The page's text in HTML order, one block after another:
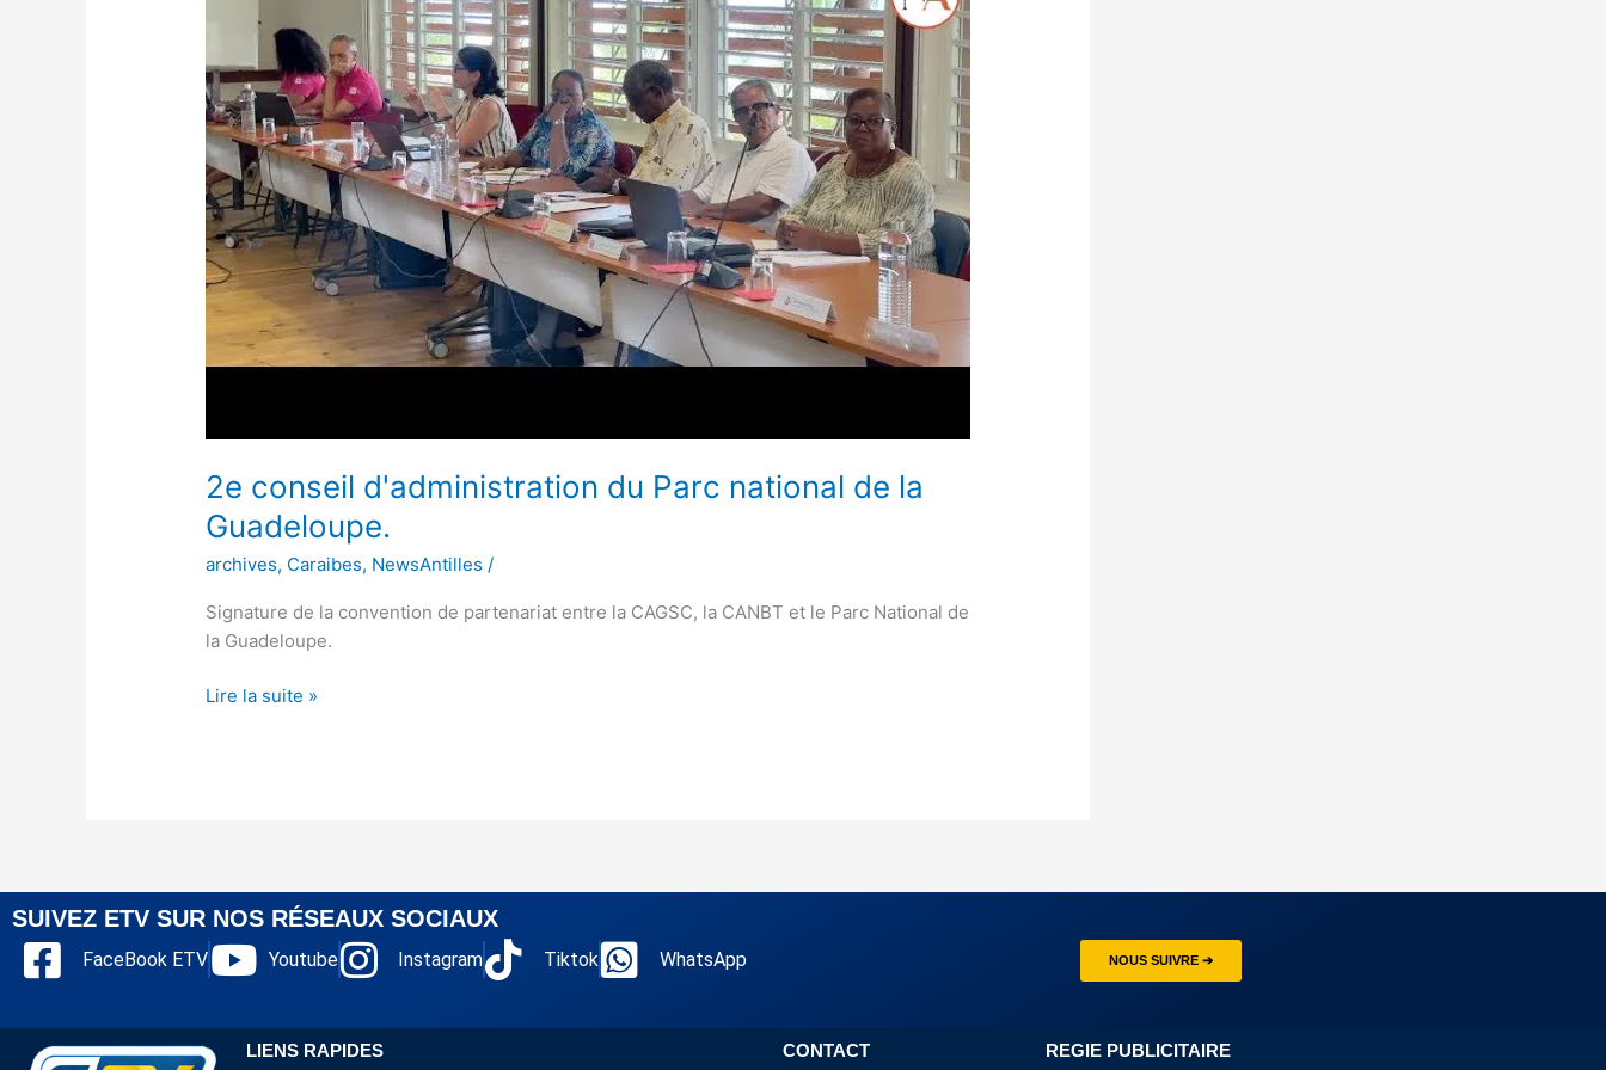
2e conseil d'administration du Parc national de la
Guadeloupe.
archives, Caraibes, NewsAntilles /
Signature de la convention de partenariat entre la CAGSC, la CANBT et le Parc National de
la Guadeloupe.
national
la
Guadeloupe.
Lire la suite »
SUIVEZ ETV SUR NOS RÉSEAUX SOCIAUX
FaceBook ETV Youtube Instagram Tiktok WhatsApp NOUS SUIVRE ➔
LIENS RAPIDES CONTACT REGIE PUBLICITAIRE